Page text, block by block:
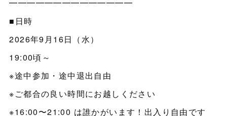
━━━━━━━━━━━━━━
■日時
2026年9月16日（水）
19:00頃～
※途中参加・途中退出自由
※ご都合の良い時間にお越しください
※16:00〜21:00 は誰かがいます！出入り自由です